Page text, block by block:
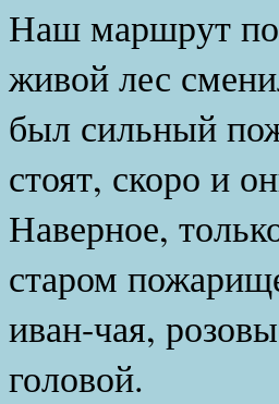
Наш маршрут по
живой лес
был сильный
стоят, скоро и
Наверное,
старом
иван-чая,
головой.